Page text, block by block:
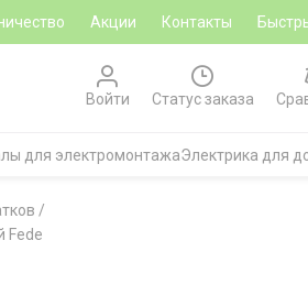
Акции Контакты
Войти
Статус заказа
для электромонтажаЭлектрика для
/
Fede